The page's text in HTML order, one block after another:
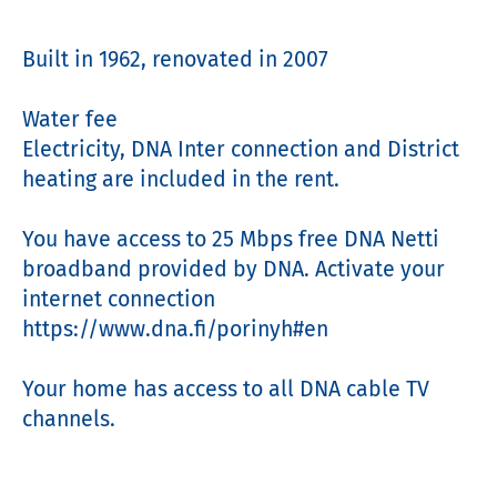
Built in 1962, renovated in 2007
Water fee
Electricity, DNA Inter connection and District
heating are included in the rent.
You have access to 25 Mbps free DNA Netti
broadband provided by DNA. Activate your
internet connection
https://www.dna.fi/porinyh#en
Your home has access to all DNA cable TV
channels.